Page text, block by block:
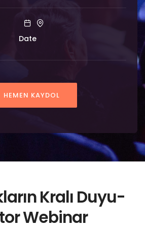
Date
HEMEN KAYDOL
Kralı Duyu-
Webinar